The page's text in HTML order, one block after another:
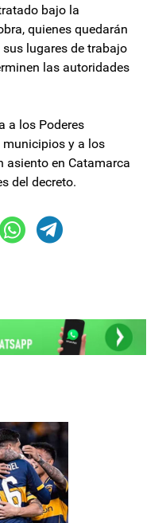
bajo la
quienes quedarán
lugares de trabajo
las autoridades
a los Poderes
y a los
asiento en Catamarca
del decreto.